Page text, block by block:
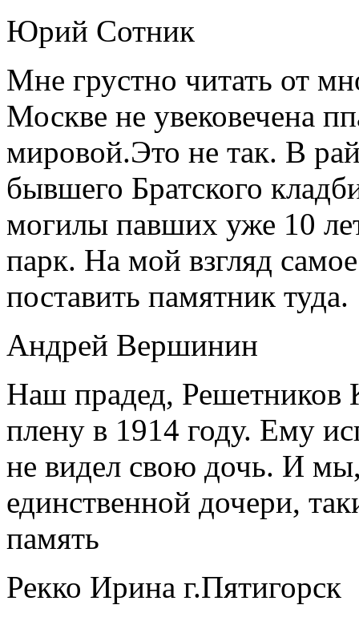
Юрий Сотник
Мне грустно читать от
Москве не увековечена
мировой.Это не так. В
бывшего Братского
могилы павших уже 10
парк. На мой взгляд
поставить памятник туда.
Андрей Вершинин
Наш прадед, Решетников
плену в 1914 году. Ему
не видел свою дочь. И
единственной дочери,
память
Рекко Ирина г.Пятигорск